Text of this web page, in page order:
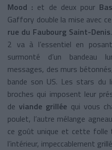
Mood : et de deux pour
Gaffory double la mise avec
rue du Faubourg Saint-Denis
2 va à l’essentiel en
surmonté d’un bandeau
messages, des murs
bande son US. Les stars du
broches qui imposent leur
deviande grillée qui vous
poulet, l’autre mélange
ce goût unique et cette
l’intérieur, impeccablement